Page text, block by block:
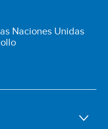
Naciones Unidas